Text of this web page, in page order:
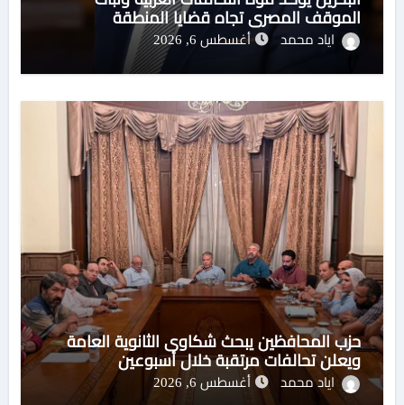
الموقف المصري تجاه قضايا المنطقة
اياد محمد أغسطس 6, 2026
حزب المحافظين يبحث شكاوى الثانوية العامة
ويعلن تحالفات مرتقبة خلال أسبوعين
اياد محمد أغسطس 6, 2026